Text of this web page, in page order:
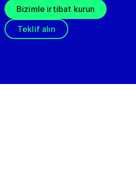
Bizimle irtibat kurun
Teklif alın